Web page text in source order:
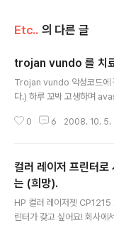
Etc.. 의 다른 글
trojan vundo 를 치
Trojan vundo 악성코드에
다.) 하루 꼬박 고생하며
검사하고를 수십번. 마소 홈
약은 뭔가를 검색해 내기는
습니다. PC그린도 뭔가를 검
로이고요. 이것들이 숙주를
자식들만 삭제를 했는가봅니
0 6 2008. 10. 5.
컬러 레이저 프린터로
는 (희망).
HP 컬러 레이저젯 CP1215
린터가 갖고 싶어요! 회사에